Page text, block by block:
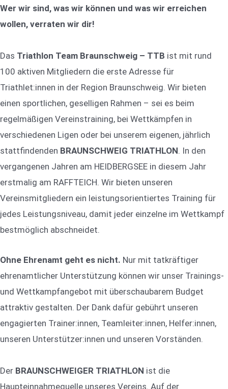
Wer wir sind, was wir können und was wir erreichen
wollen, verraten wir dir!
Das Triathlon Team Braunschweig – TTB ist mit rund
100 aktiven Mitgliedern die erste Adresse für
Triathlet:innen in der Region Braunschweig. Wir bieten
einen sportlichen, geselligen Rahmen – sei es beim
regelmäßigen Vereinstraining, bei Wettkämpfen in
verschiedenen Ligen oder bei unserem eigenen, jährlich
stattfindenden BRAUNSCHWEIG TRIATHLON. In den
vergangenen Jahren am HEIDBERGSEE in diesem Jahr
erstmalig am RAFFTEICH. Wir bieten unseren
Vereinsmitgliedern ein leistungsorientiertes Training für
jedes Leistungsniveau, damit jeder einzelne im Wettkampf
bestmöglich abschneidet.
Ohne Ehrenamt geht es nicht. Nur mit tatkräftiger
ehrenamtlicher Unterstützung können wir unser Trainings-
und Wettkampfangebot mit überschaubarem Budget
attraktiv gestalten. Der Dank dafür gebührt unseren
engagierten Trainer:innen, Teamleiter:innen, Helfer:innen,
unseren Unterstützer:innen und unseren Vorständen.
Der BRAUNSCHWEIGER TRIATHLON ist die
Haupteinnahmequelle unseres Vereins. Auf der